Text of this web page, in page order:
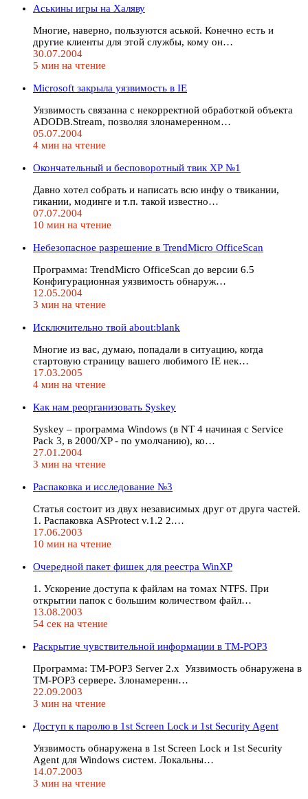
Аськины игры на Халяву
Многие, наверно, пользуются аськой. Конечно есть и
другие клиенты для этой службы, кому он…
30.07.2004
5 мин на чтение
Microsoft закрыла уязвимость в IE
Уязвимость связанна с некорректной обработкой объекта
ADODB.Stream, позволяя злонамеренном…
05.07.2004
4 мин на чтение
Окончательный и бесповоротный твик ХР №1
Давно хотел собрать и написать всю инфу о твикании,
гикании, модинге и т.п. такой известно…
07.07.2004
10 мин на чтение
Небезопасное разрешение в TrendMicro OfficeScan
Программа: TrendMicro OfficeScan до версии 6.5
Конфигурационная уязвимость обнаруж…
12.05.2004
3 мин на чтение
Исключительно твой about:blank
Многие из вас, думаю, попадали в ситуацию, когда
стартовую страницу вашего любимого IE нек…
17.03.2005
4 мин на чтение
Как нам реорганизовать Syskey
Syskey – программа Windows (в NT 4 начиная с Service
Pack 3, в 2000/XP - по умолчанию), ко…
27.01.2004
3 мин на чтение
Распаковка и исследование №3
Статья состоит из двух независимых друг от друга частей.
1. Распаковка ASProtect v.1.2 2.…
17.06.2003
10 мин на чтение
Очередной пакет фишек для реестра WinXP
1. Ускорение доступа к файлам на томах NTFS. При
открытии папок с большим количеством файл…
13.08.2003
54 сек на чтение
Раскрытие чувствительной информации в TM-POP3
Программа: TM-POP3 Server 2.x Уязвимость обнаружена в
TM-POP3 сервере. Злонамеренн…
22.09.2003
3 мин на чтение
Доступ к паролю в 1st Screen Lock и 1st Security Agent
Уязвимость обнаружена в 1st Screen Lock и 1st Security
Agent для Windows систем. Локальны…
14.07.2003
3 мин на чтение